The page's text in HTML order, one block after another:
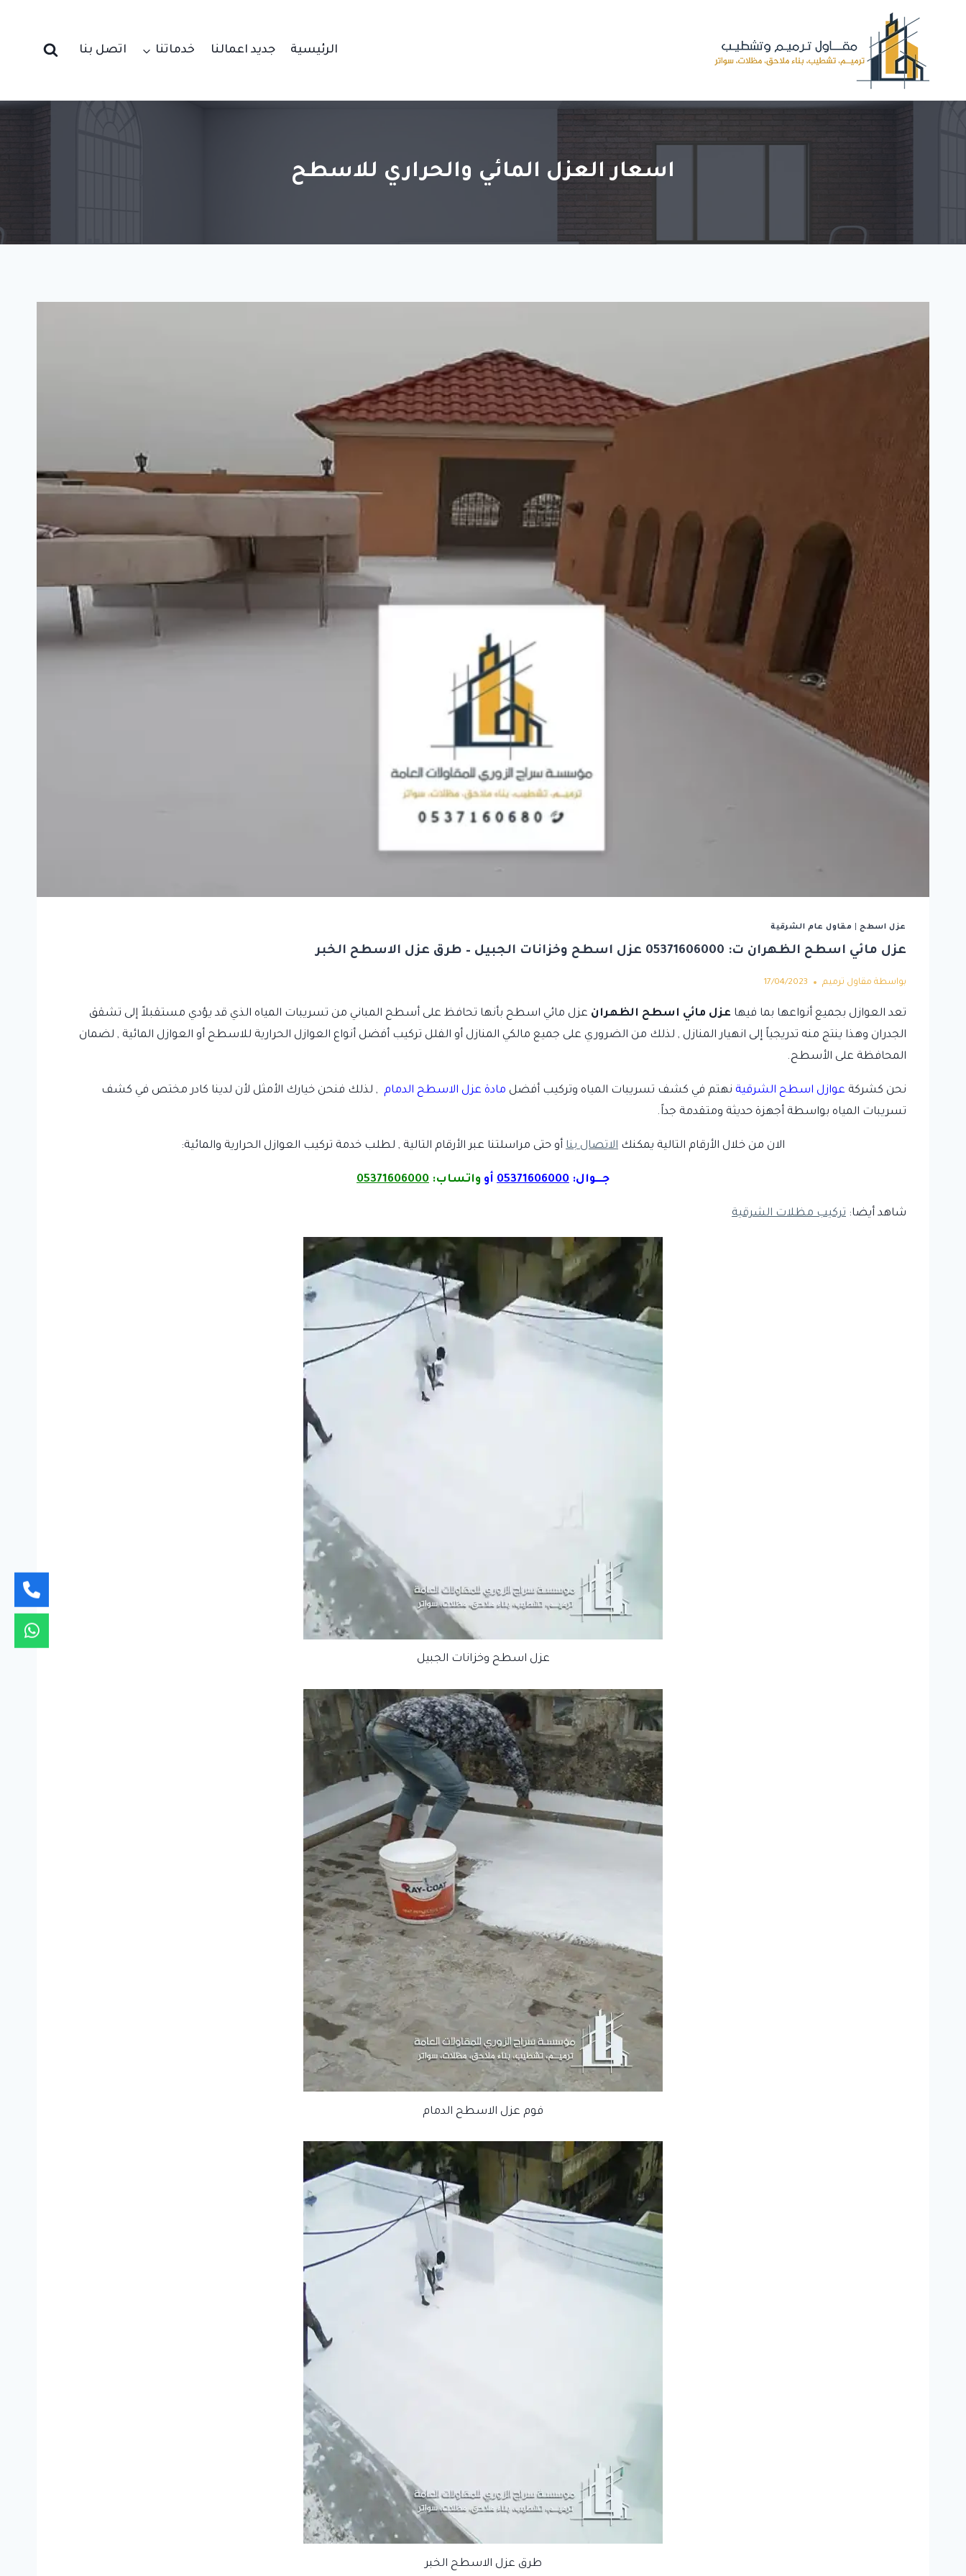
الرئيسية جديد اعمالنا خدماتنا اتصل بنا
اسعار العزل المائي والحراري للاسطح
عزل اسطح| مقاول عام الشرقية
عزل مائي اسطح الظهران ت: 05371606000 عزل اسطح وخزانات الجبيل – طرق عزل الاسطح الخبر
بواسطة مقاول ترميم 17/04/2023
تعد العوازل بجميع أنواعها بما فيها عزل مائي اسطح الظهران عزل مائي اسطح بأنها تحافظ على أسطح المباني من تسريبات المياه الذي قد يؤدي مستقبلاً إلى تشقق
الجدران وهذا ينتج منه تدريجياً إلى انهيار المنازل , لذلك من الضروري على جميع مالكي المنازل أو الفلل تركيب أفضل أنواع العوازل الحرارية للاسطح أو العوازل المائية , لضمان
المحافظة على الأسطح.
نحن كشركة عوازل اسطح الشرقية نهتم في كشف تسريبات المياه وتركيب أفضل مادة عزل الاسطح الدمام , لذلك فنحن خيارك الأمثل لأن لدينا كادر مختص في كشف
تسريبات المياه بواسطة أجهزة حديثة ومتقدمة جداً.
الان من خلال الأرقام التالية يمكنك الاتصال بنا أو حتى مراسلتنا عبر الأرقام التالية , لطلب خدمة تركيب العوازل الحرارية والمائية:
جـــوال: 05371606000 أو واتساب: 05371606000
شاهد أيضا: تركيب مظلات الشرقية
عزل اسطح وخزانات الجبيل
فوم عزل الاسطح الدمام
طرق عزل الاسطح الخبر